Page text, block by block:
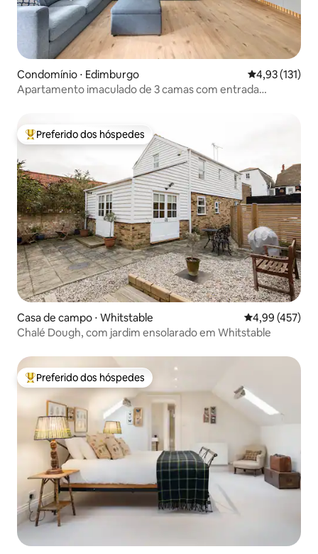
Condomínio ⋅ Edimburgo 4,93 de uma
4,93 (131)
Apartamento imaculado de 3 camas com entrada
Entre os melhores preferidos dos hóspedes
Preferido dos hóspedes
Casa de campo ⋅ Whitstable 4,99 de uma
4,99 (457)
Chalé Dough, com jardim ensolarado em Whitstable
Entre os melhores preferidos dos hóspedes
Preferido dos hóspedes